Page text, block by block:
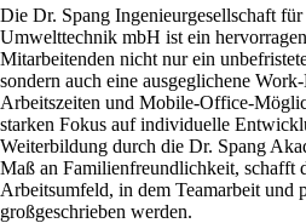
Die Dr. Spang Ingenieurgesellschaft
Umwelttechnik mbH ist ein
Mitarbeitenden nicht nur ein
sondern auch eine ausgeglichene
Arbeitszeiten und Mobile-Office-
starken Fokus auf individuelle
Weiterbildung durch die Dr. Spang
Maß an Familienfreundlichkeit, schafft
Arbeitsumfeld, in dem Teamarbeit und
großgeschrieben werden.